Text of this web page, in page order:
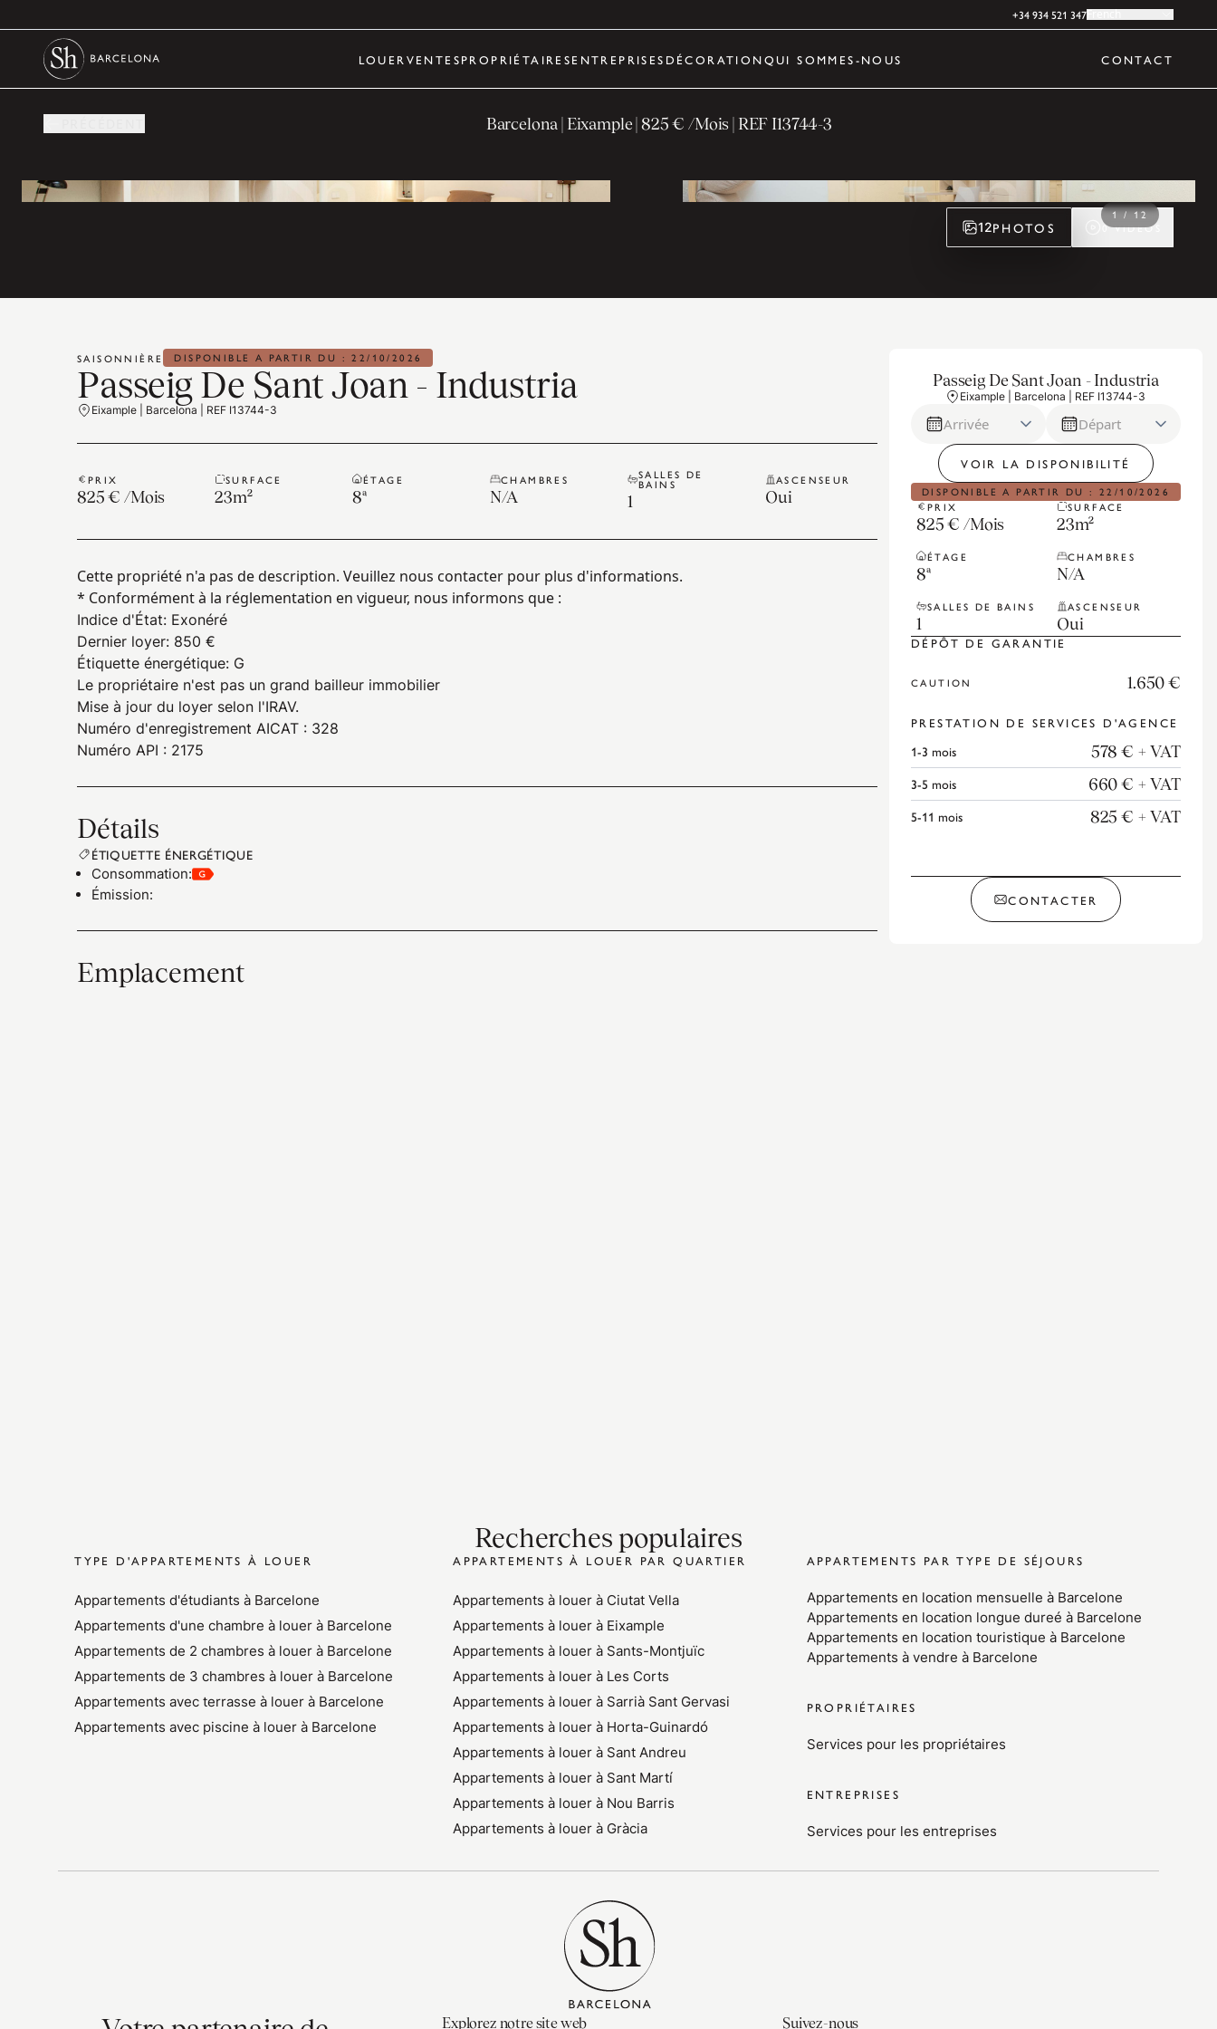
+34 934 521 347French
LOUER VENTESPROPRIÉTAIRESENTREPRISES DÉCORATIONQUI SOMMES-NOUS CONTACT
Barcelona | Eixample |825 € /Mois | REF I13744-3
1/12
12PHOTOS 0 VIDÉOS
SAISONNIÈRE DISPONIBLE A PARTIR DU : 22/10/2026
Passeig De Sant Joan - Industria
Eixample | Barcelona | REF I13744-3
PRIX
825 € /Mois
SURFACE
23m²
ÉTAGE
8ª
CHAMBRES
N/A
SALLES DE
BAINS
1
ASCENSEUR
Oui
Cette propriété n'a pas de description. Veuillez nous contacter pour plus d'informations.
* Conformément à la réglementation en vigueur, nous informons que :
Indice d'État: Exonéré
Dernier loyer: 850 €
Étiquette énergétique: G
Le propriétaire n'est pas un grand bailleur immobilier
Mise à jour du loyer selon l'IRAV.
Numéro d'enregistrement AICAT : 328
Numéro API : 2175
Détails
ÉTIQUETTE ÉNERGÉTIQUE
Consommation:
Émission:
Emplacement
Passeig De Sant Joan - Industria
Eixample | Barcelona | REF I13744-3
Arrivée Départ
VOIR LA DISPONIBILITÉ
DISPONIBLE A PARTIR DU : 22/10/2026
PRIX
825 € /Mois
SURFACE
23m²
ÉTAGE
8ª
CHAMBRES
N/A
SALLES DE BAINS
1
ASCENSEUR
Oui
DÉPÔT DE GARANTIE
CAUTION 1.650 €
PRESTATION DE SERVICES D'AGENCE
1-3 mois 578 € + VAT
3-5 mois 660 € + VAT
5-11 mois 825 € + VAT
CONTACTER
Recherches populaires
TYPE D'APPARTEMENTS À LOUER
Appartements d'étudiants à Barcelone
Appartements d'une chambre à louer à Barcelone
Appartements de 2 chambres à louer à Barcelone
Appartements de 3 chambres à louer à Barcelone
Appartements avec terrasse à louer à Barcelone
Appartements avec piscine à louer à Barcelone
APPARTEMENTS À LOUER PAR QUARTIER
Appartements à louer à Ciutat Vella
Appartements à louer à Eixample
Appartements à louer à Sants-Montjuïc
Appartements à louer à Les Corts
Appartements à louer à Sarrià Sant Gervasi
Appartements à louer à Horta-Guinardó
Appartements à louer à Sant Andreu
Appartements à louer à Sant Martí
Appartements à louer à Nou Barris
Appartements à louer à Gràcia
APPARTEMENTS PAR TYPE DE SÉJOURS
Appartements en location mensuelle à Barcelone
Appartements en location longue dureé à Barcelone
Appartements en location touristique à Barcelone
Appartements à vendre à Barcelone
PROPRIÉTAIRES
Services pour les propriétaires
ENTREPRISES
Services pour les entreprises
Explorez notre site web Suivez-nous